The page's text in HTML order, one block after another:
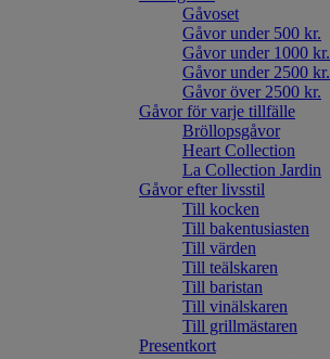
Gåvoset
Gåvor under 500 kr.
Gåvor under 1000 kr.
Gåvor under 2500 kr.
Gåvor över 2500 kr.
Gåvor för varje tillfälle
Bröllopsgåvor
Heart Collection
La Collection Jardin
Gåvor efter livsstil
Till kocken
Till bakentusiasten
Till värden
Till teälskaren
Till baristan
Till vinälskaren
Till grillmästaren
Presentkort